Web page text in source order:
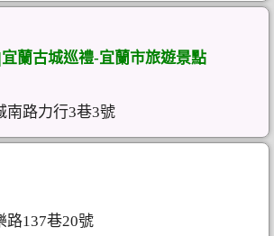
蘭古城巡禮-宜蘭市旅遊景點
南路力行3巷3號
路137巷20號